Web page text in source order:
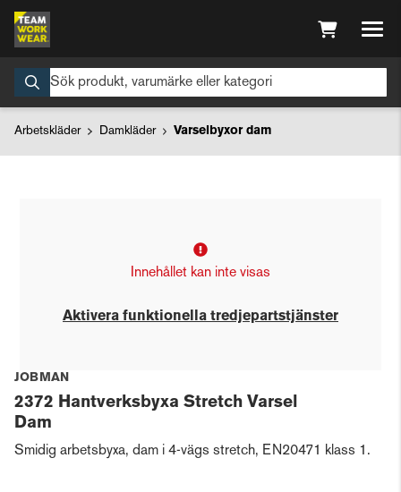
Arbetskläder Damkläder Varselbyxor dam
Innehållet kan inte visas
Aktivera funktionella tredjepartstjänster
JOBMAN
2372 Hantverksbyxa Stretch Varsel
Dam
Smidig arbetsbyxa, dam i 4-vägs stretch, EN20471 klass 1.